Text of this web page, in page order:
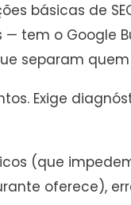
básicas de
tem o Google
separam
Exige
(que
oferece),